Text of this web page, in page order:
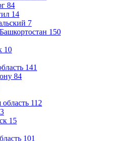
84
14
7
150
10
141
84
область 112
15
101